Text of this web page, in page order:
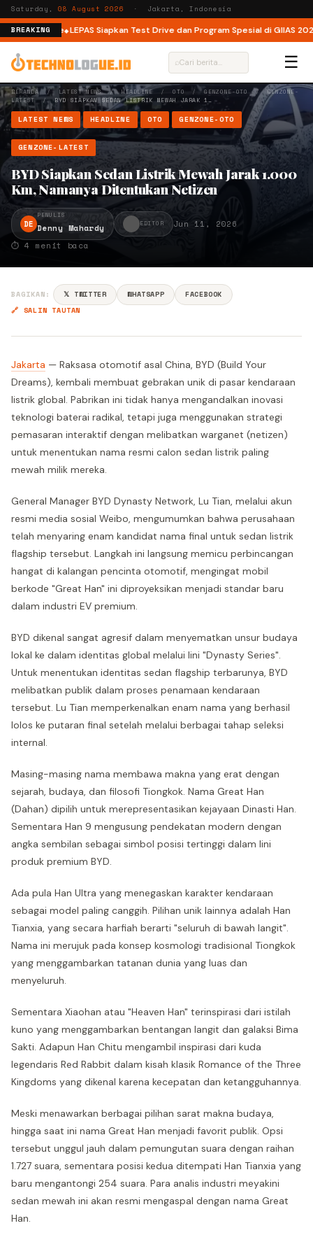
Saturday,08 August 2026 · Jakarta, Indonesia
BREAKING
Ozone LEPAS Siapkan Test Drive dan Program Spesial di GIIAS 2026
⌕ ☰
BERANDA/ LATEST NEWS/ HEADLINE/OTO /GENZONE-OTO /GENZONE-
LATEST/BYD SIAPKAN SEDAN LISTRIK MEWAH JARAK 1…
LATEST NEWS HEADLINE OTO GENZONE-OTO
GENZONE-LATEST
BYD Siapkan Sedan Listrik Mewah Jarak 1.000
Km, Namanya Ditentukan Netizen
DE
PENULIS
Denny Mahardy EDITOR
Jun 11, 2026
⏱ 4 menit baca
BAGIKAN: 𝕏 TWITTER WHATSAPP
FACEBOOK
🔗 SALIN TAUTAN
Jakarta — Raksasa otomotif asal China, BYD (Build Your
Dreams), kembali membuat gebrakan unik di pasar kendaraan
listrik global. Pabrikan ini tidak hanya mengandalkan inovasi
teknologi baterai radikal, tetapi juga menggunakan strategi
pemasaran interaktif dengan melibatkan warganet (netizen)
untuk menentukan nama resmi calon sedan listrik paling
mewah milik mereka.
General Manager BYD Dynasty Network, Lu Tian, melalui akun
resmi media sosial Weibo, mengumumkan bahwa perusahaan
telah menyaring enam kandidat nama final untuk sedan listrik
flagship tersebut. Langkah ini langsung memicu perbincangan
hangat di kalangan pencinta otomotif, mengingat mobil
berkode "Great Han" ini diproyeksikan menjadi standar baru
dalam industri EV premium.
BYD dikenal sangat agresif dalam menyematkan unsur budaya
lokal ke dalam identitas global melalui lini "Dynasty Series".
Untuk menentukan identitas sedan flagship terbarunya, BYD
melibatkan publik dalam proses penamaan kendaraan
tersebut. Lu Tian memperkenalkan enam nama yang berhasil
lolos ke putaran final setelah melalui berbagai tahap seleksi
internal.
Masing-masing nama membawa makna yang erat dengan
sejarah, budaya, dan filosofi Tiongkok. Nama Great Han
(Dahan) dipilih untuk merepresentasikan kejayaan Dinasti Han.
Sementara Han 9 mengusung pendekatan modern dengan
angka sembilan sebagai simbol posisi tertinggi dalam lini
produk premium BYD.
Ada pula Han Ultra yang menegaskan karakter kendaraan
sebagai model paling canggih. Pilihan unik lainnya adalah Han
Tianxia, yang secara harfiah berarti "seluruh di bawah langit".
Nama ini merujuk pada konsep kosmologi tradisional Tiongkok
yang menggambarkan tatanan dunia yang luas dan
menyeluruh.
Sementara Xiaohan atau "Heaven Han" terinspirasi dari istilah
kuno yang menggambarkan bentangan langit dan galaksi Bima
Sakti. Adapun Han Chitu mengambil inspirasi dari kuda
legendaris Red Rabbit dalam kisah klasik Romance of the Three
Kingdoms yang dikenal karena kecepatan dan ketangguhannya.
Meski menawarkan berbagai pilihan sarat makna budaya,
hingga saat ini nama Great Han menjadi favorit publik. Opsi
tersebut unggul jauh dalam pemungutan suara dengan raihan
1.727 suara, sementara posisi kedua ditempati Han Tianxia yang
baru mengantongi 254 suara. Para analis industri meyakini
sedan mewah ini akan resmi mengaspal dengan nama Great
Han.